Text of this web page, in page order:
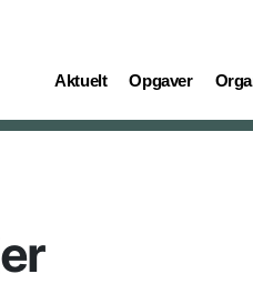
Aktuelt
(current) Opgaver
(current)